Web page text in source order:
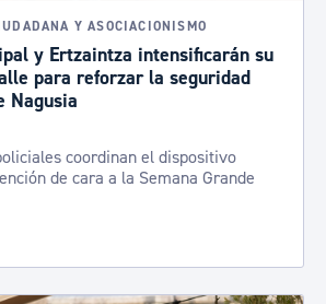
Y ASOCIACIONISMO
y Ertzaintza intensificarán su
para reforzar la seguridad
Nagusia
coordinan el dispositivo
de cara a la Semana Grande